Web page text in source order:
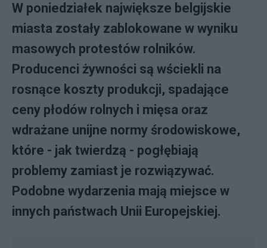
W poniedziałek największe belgijskie
miasta zostały zablokowane w wyniku
masowych protestów rolników.
Producenci żywności są wściekli na
rosnące koszty produkcji, spadające
ceny płodów rolnych i mięsa oraz
wdrażane unijne normy środowiskowe,
które - jak twierdzą - pogłębiają
problemy zamiast je rozwiązywać.
Podobne wydarzenia mają miejsce w
innych państwach Unii Europejskiej.